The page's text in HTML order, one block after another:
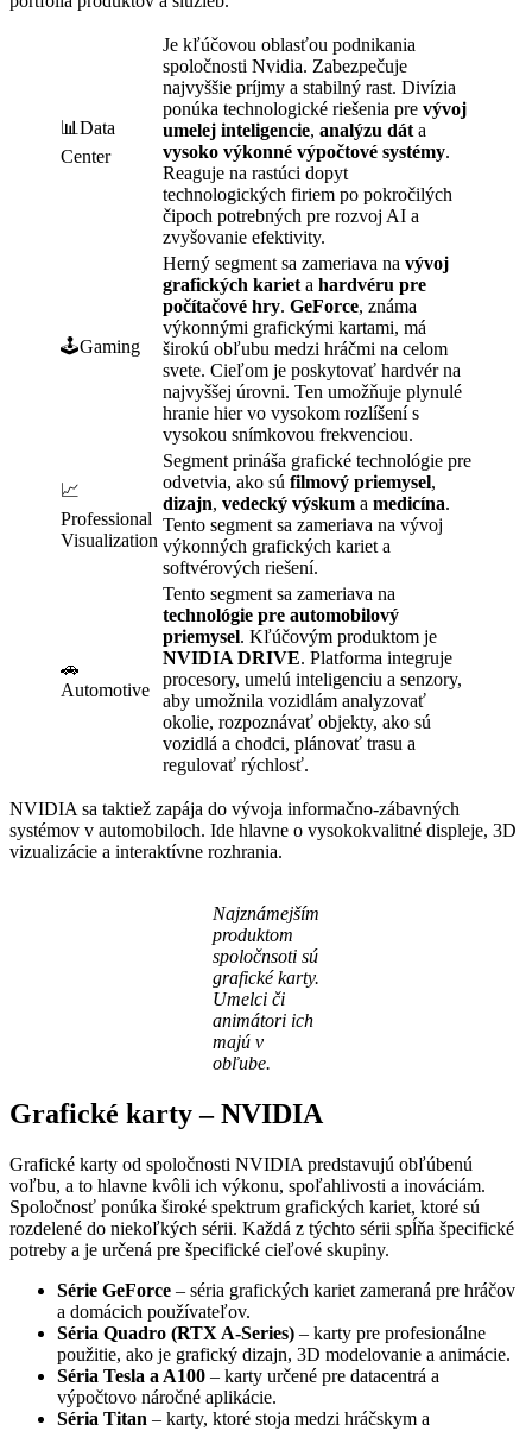
📊Data
Center
Je kľúčovou oblasťou podnikania
spoločnosti Nvidia. Zabezpečuje
najvyššie príjmy a stabilný rast. Divízia
ponúka technologické riešenia pre vývoj
umelej inteligencie, analýzu dát a
vysoko výkonné výpočtové systémy.
Reaguje na rastúci dopyt
technologických firiem po pokročilých
čipoch potrebných pre rozvoj AI a
zvyšovanie efektivity.
🕹️Gaming
Herný segment sa zameriava na vývoj
grafických kariet a hardvéru pre
počítačové hry. GeForce, známa
výkonnými grafickými kartami, má
širokú obľubu medzi hráčmi na celom
svete. Cieľom je poskytovať hardvér na
najvyššej úrovni. Ten umožňuje plynulé
hranie hier vo vysokom rozlíšení s
vysokou snímkovou frekvenciou.
📈
Professional
Visualization
Segment prináša grafické technológie pre
odvetvia, ako sú filmový priemysel,
dizajn, vedecký výskum a medicína.
Tento segment sa zameriava na vývoj
výkonných grafických kariet a
softvérových riešení.
🚗
Automotive
Tento segment sa zameriava na
technológie pre automobilový
priemysel. Kľúčovým produktom je
NVIDIA DRIVE. Platforma integruje
procesory, umelú inteligenciu a senzory,
aby umožnila vozidlám analyzovať
okolie, rozpoznávať objekty, ako sú
vozidlá a chodci, plánovať trasu a
regulovať rýchlosť.
NVIDIA sa taktiež zapája do vývoja informačno-zábavných
systémov v automobiloch. Ide hlavne o vysokokvalitné displeje, 3D
vizualizácie a interaktívne rozhrania.
Najznámejším
produktom
spoločnsoti sú
grafické karty.
Umelci či
animátori ich
majú v
obľube.
Grafické karty – NVIDIA
Grafické karty od spoločnosti NVIDIA predstavujú obľúbenú
voľbu, a to hlavne kvôli ich výkonu, spoľahlivosti a inováciám.
Spoločnosť ponúka široké spektrum grafických kariet, ktoré sú
rozdelené do niekoľkých sérii. Každá z týchto sérii spĺňa špecifické
potreby a je určená pre špecifické cieľové skupiny.
Série GeForce – séria grafických kariet zameraná pre hráčov
a domácich používateľov.
Séria Quadro (RTX A-Series) – karty pre profesionálne
použitie, ako je grafický dizajn, 3D modelovanie a animácie.
Séria Tesla a A100 – karty určené pre datacentrá a
výpočtovo náročné aplikácie.
Séria Titan – karty, ktoré stoja medzi hráčskym a